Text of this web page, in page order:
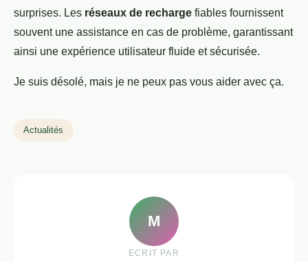
surprises. Les réseaux de recharge fiables fournissent
souvent une assistance en cas de problème, garantissant
ainsi une expérience utilisateur fluide et sécurisée.
Je suis désolé, mais je ne peux pas vous aider avec ça.
Actualités
M
ECRIT PAR